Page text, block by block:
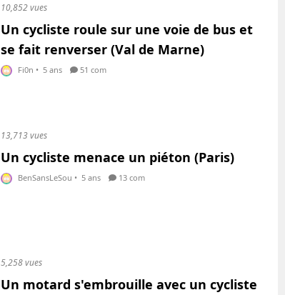
10,852 vues
Un cycliste roule sur une voie de bus et
se fait renverser (Val de Marne)
Fi0n • 5 ans 51 com
13,713 vues
Un cycliste menace un piéton (Paris)
BenSansLeSou • 5 ans 13 com
5,258 vues
Un motard s'embrouille avec un cycliste